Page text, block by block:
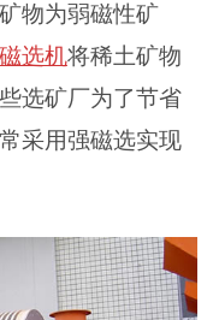
物为弱磁性矿
磁选机将稀土矿物
选矿厂为了节省
采用强磁选实现